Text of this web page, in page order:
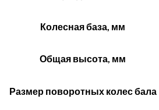
Колесная база, мм
Общая высота, мм
Размер поворотных колес бала